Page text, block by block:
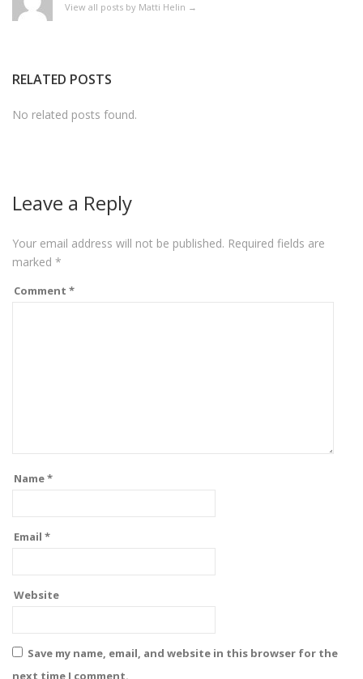
View all posts by Matti Helin →
RELATED POSTS
No related posts found.
Leave a Reply
Your email address will not be published. Required fields are
marked *
Comment *
Name*
Email *
Website
Save my name, email, and website in this browser for the
next time I comment.